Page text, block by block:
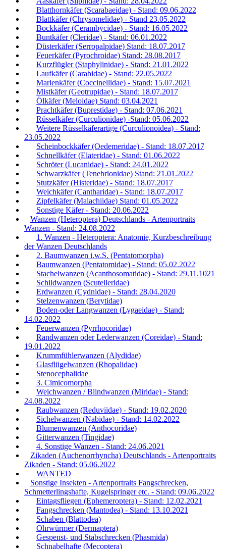
Blatthornkäfer (Scarabaeidae) - Stand: 09.06.2022
Blattkäfer (Chrysomelidae) - Stand 23.05.2022
Bockkäfer (Cerambycidae) - Stand: 16.05.2022
Buntkäfer (Cleridae) - Stand: 06.01.2022
Düsterkäfer (Serropalpidae) Stand: 18.07.2017
Feuerkäfer (Pyrochroidae) Stand: 28.08.2017
Kurzflügler (Staphylinidae) - Stand: 21.01.2022
Laufkäfer (Carabidae) - Stand: 22.05.2022
Marienkäfer (Coccinellidae) - Stand: 15.07.2021
Mistkäfer (Geotrupidae) - Stand: 18.07.2017
Ölkäfer (Meloidae) Stand: 03.04.2021
Prachtkäfer (Buprestidae) - Stand: 07.06.2021
Rüsselkäfer (Curculionidae) -Stand: 05.06.2022
Weitere Rüsselkäferartige (Curculionoidea) - Stand:
23.05.2022
Scheinbockkäfer (Oedemeridae) - Stand: 18.07.2017
Schnellkäfer (Elateridae) - Stand: 01.06.2022
Schröter (Lucanidae) - Stand: 24.01.2022
Schwarzkäfer (Tenebrionidae) Stand: 21.01.2022
Stutzkäfer (Histeridae) - Stand: 18.07.2017
Weichkäfer (Cantharidae) - Stand: 18.07.2017
Zipfelkäfer (Malachiidae) Stand: 01.05.2022
Sonstige Käfer - Stand: 20.06.2022
Wanzen (Heteroptera) Deutschlands - Artenportraits
Wanzen - Stand: 24.08.2022
1. Wanzen - Heteroptera: Anatomie, Kurzbeschreibung
der Wanzen Deutschlands
2. Baumwanzen i.w.S. (Pentatomorpha)
Baumwanzen (Pentatomidae) - Stand: 05.02.2022
Stachelwanzen (Acanthosomatidae) - Stand: 29.11.1021
Schildwanzen (Scutelleridae)
Erdwanzen (Cydnidae) - Stand: 28.04.2020
Stelzenwanzen (Berytidae)
Boden-oder Langwanzen (Lygaeidae) - Stand:
14.02.2022
Feuerwanzen (Pyrrhocoridae)
Randwanzen oder Lederwanzen (Coreidae) - Stand:
19.01.2022
Krummfühlerwanzen (Alydidae)
Glasflügelwanzen (Rhopalidae)
Stenocephalidae
3. Cimicomorpha
Weichwanzen / Blindwanzen (Miridae) - Stand:
24.08.2022
Raubwanzen (Reduviidae) - Stand: 19.02.2020
Sichelwanzen (Nabidae) - Stand: 14.02.2022
Blumenwanzen (Anthocoridae)
Gitterwanzen (Tingidae)
4. Sonstige Wanzen - Stand: 24.06.2021
Zikaden (Auchenorrhyncha) Deutschlands - Artenportraits
Zikaden - Stand: 05.06.2022
WANTED
Sonstige Insekten - Artenportraits Fangschrecken,
Schmetterlingshafte, Kugelspringer etc. - Stand: 09.06.2022
Eintagsfliegen (Ephemeroptera) - Stand: 12.02.2021
Fangschrecken (Mantodea) - Stand: 13.10.2021
Schaben (Blattodea)
Ohrwürmer (Dermaptera)
Gespenst- und Stabschrecken (Phasmida)
Schnabelhafte (Mecoptera)